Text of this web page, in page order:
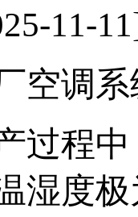
11-
空调
过程
湿度